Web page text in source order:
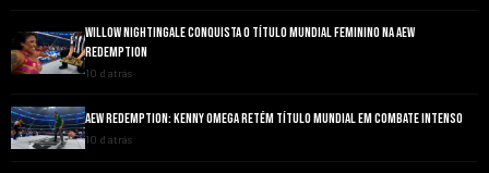
WILLOW NIGHTINGALE CONQUISTA O TÍTULO MUNDIAL FEMININO NA AEW
REDEMPTION
10 d atrás
AEW REDEMPTION: KENNY OMEGA RETÉM TÍTULO MUNDIAL EM COMBATE INTENSO
10 d atrás